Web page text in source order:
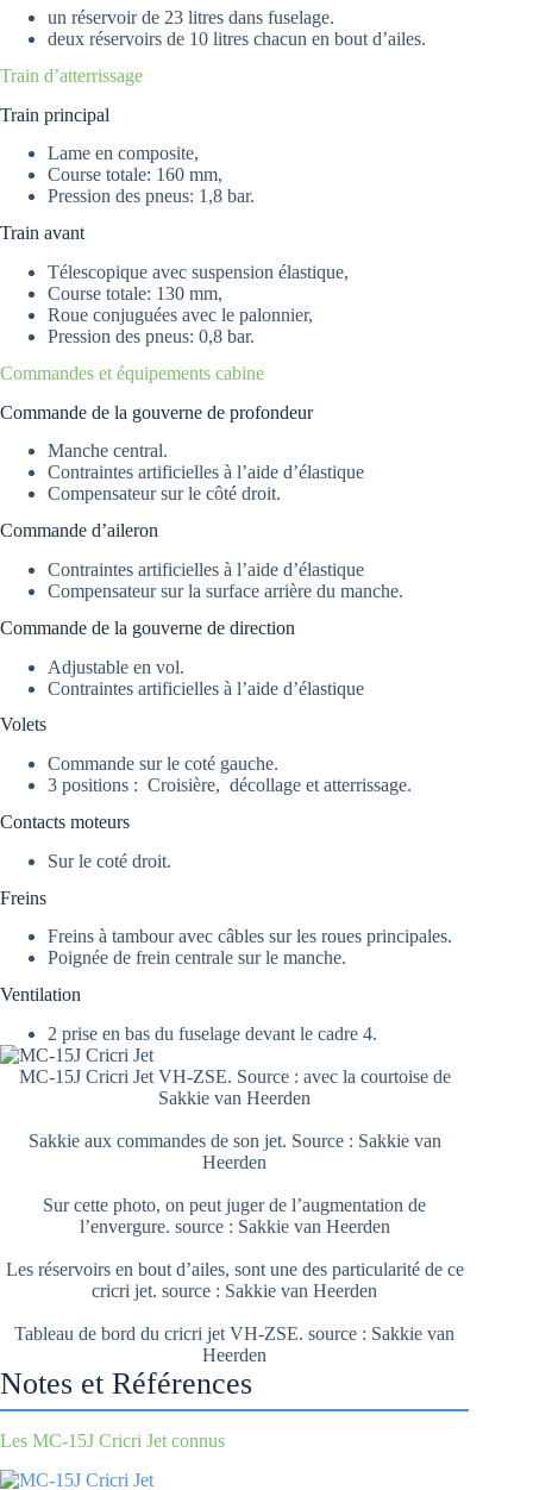
un réservoir de 23 litres dans fuselage.
deux réservoirs de 10 litres chacun en bout d’ailes.
Train d’atterrissage
Train principal
Lame en composite,
Course totale: 160 mm,
Pression des pneus: 1,8 bar.
Train avant
Télescopique avec suspension élastique,
Course totale: 130 mm,
Roue conjuguées avec le palonnier,
Pression des pneus: 0,8 bar.
Commandes et équipements cabine
Commande de la gouverne de profondeur
Manche central.
Contraintes artificielles à l’aide d’élastique
Compensateur sur le côté droit.
Commande d’aileron
Contraintes artificielles à l’aide d’élastique
Compensateur sur la surface arrière du manche.
Commande de la gouverne de direction
Adjustable en vol.
Contraintes artificielles à l’aide d’élastique
Volets
Commande sur le coté gauche.
3 positions : Croisière, décollage et atterrissage.
Contacts moteurs
Sur le coté droit.
Freins
Freins à tambour avec câbles sur les roues principales.
Poignée de frein centrale sur le manche.
Ventilation
2 prise en bas du fuselage devant le cadre 4.
MC-15J Cricri Jet VH-ZSE. Source : avec la courtoise de
Sakkie van Heerden
Sakkie aux commandes de son jet. Source : Sakkie van
Heerden
Sur cette photo, on peut juger de l’augmentation de
l’envergure. source : Sakkie van Heerden
Les réservoirs en bout d’ailes, sont une des particularité de ce
cricri jet. source : Sakkie van Heerden
Tableau de bord du cricri jet VH-ZSE. source : Sakkie van
Heerden
Notes et Références
Les MC-15J Cricri Jet connus